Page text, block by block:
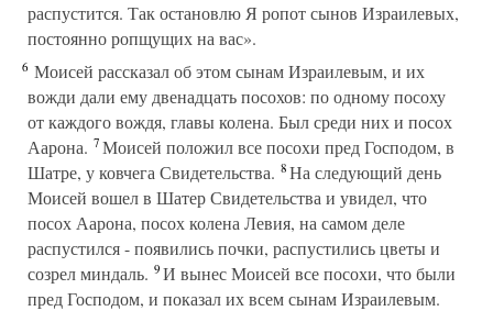
распустится. Так остановлю Я ропот сынов Израилевых,
постоянно ропщущих на вас».
6 Моисей рассказал об этом сынам Израилевым, и их
вожди дали ему двенадцать посохов: по одному посоху
от каждого вождя, главы колена. Был среди них и посох
Аарона. 7Моисей положил все посохи пред Господом, в
Шатре, у ковчега Свидетельства. 8На следующий день
Моисей вошел в Шатер Свидетельства и увидел, что
посох Аарона, посох колена Левия, на самом деле
распустился - появились почки, распустились цветы и
созрел миндаль. 9И вынес Моисей все посохи, что были
пред Господом, и показал их всем сынам Израилевым.